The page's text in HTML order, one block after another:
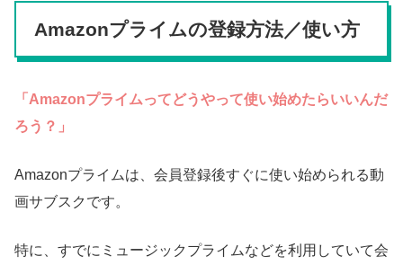
Amazonプライムの登録方法／使い方
「Amazonプライムってどうやって使い始めたらいいんだ
ろう？」
Amazonプライムは、会員登録後すぐに使い始められる動
画サブスクです。
特に、すでにミュージックプライムなどを利用していて会